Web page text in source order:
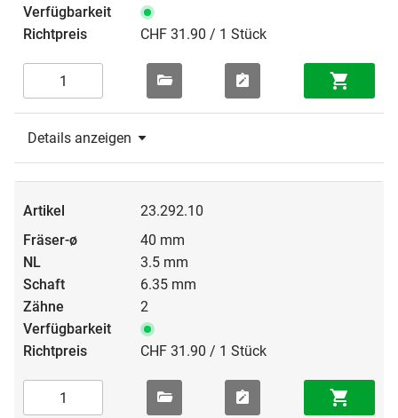
CHF 31.90 / 1 Stück
Details anzeigen
23.292.10
40 mm
3.5 mm
6.35 mm
2
CHF 31.90 / 1 Stück